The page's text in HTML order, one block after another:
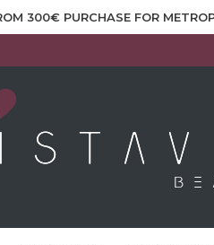
300€ PURCHASE FOR